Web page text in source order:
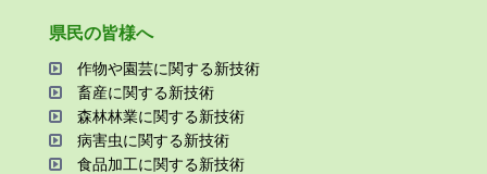
県⺠の皆様へ
作物や園芸に関する新技術
畜産に関する新技術
森林林業に関する新技術
病害⾍に関する新技術
⾷品加⼯に関する新技術